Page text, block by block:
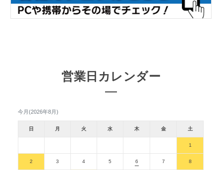
営業日カレンダー
今月(2026年8月)
日 月 火 水 木 金 土
1
2 3 4 5 6 7 8